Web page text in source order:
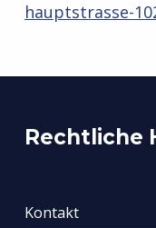
hauptstrasse-
Zurück zur Hauptnavigation springen
Rechtliche
Kontakt